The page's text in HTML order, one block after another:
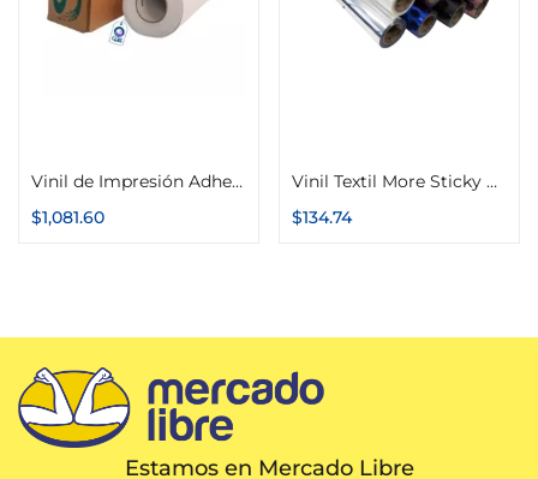
Vinil de Impresión Adhesivo Brillante o Mate 1.27m x 50m Calidad de importación
$1,081.60
Vinil Textil More Sticky Color Make Metallic 51cm x 1m
$134.74
Estamos en Mercado Libre